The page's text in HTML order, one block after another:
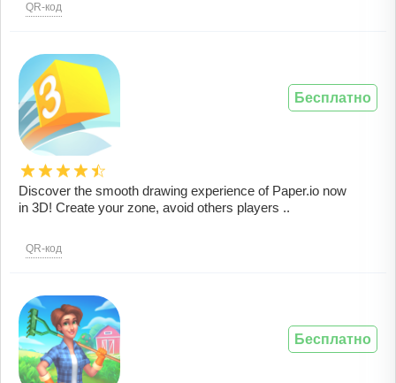
QR-код
Discover the smooth drawing experience of Paper.io now
in 3D! Create your zone, avoid others players ..
QR-код
Бесплатно
Бесплатно